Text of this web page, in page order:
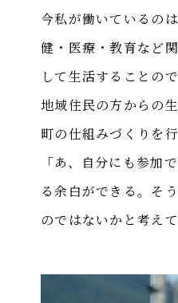
今私が働いているの
健・医療・教育など
して生活することの
地域住民の方からの
町の仕組みづくりを
「あ、自分にも参加
る余白ができる。そ
のではないかと考えて